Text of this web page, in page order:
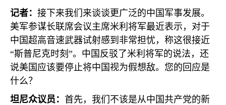
记者： 接下来我们来谈谈更广泛的中国军事发展。
美军参谋长联席会议主席米利将军最近表示，对于
中国超高音速武器试射感到非常担忧，称这很接近
“斯普尼克时刻”。中国反驳了米利将军的说法，还
说美国应该要停止将中国视为假想敌。您的回应是
什么？
坦尼众议员： 首先，我们不该是从中国共产党的新